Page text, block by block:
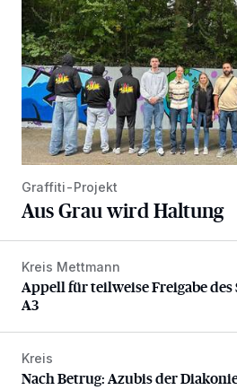
Graffiti-Projekt
Aus Grau wird Haltung
Appell für teilweise Freigabe
Kreis Mettmann
Appell für teilweise Freigabe
A3
Nach Betrug: Azubis der
Kreis
Nach Betrug: Azubis der